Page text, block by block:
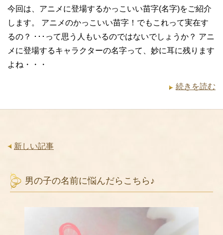
今回は、アニメに登場するかっこいい苗字(名字)をご紹介
します。 アニメのかっこいい苗字！でもこれって実在す
るの？ ･･･って思う人もいるのではないでしょうか？ アニ
メに登場するキャラクターの名字って、妙に耳に残ります
よね・・・
続きを読む
新しい記事
男の子の名前に悩んだらこちら♪